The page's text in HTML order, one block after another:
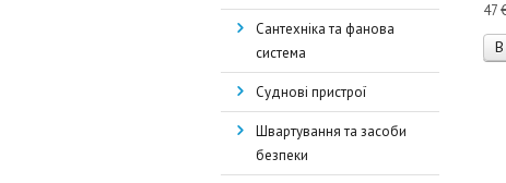
47
В
Сантехніка та фанова
система
Суднові пристрої
Швартування та засоби
безпеки